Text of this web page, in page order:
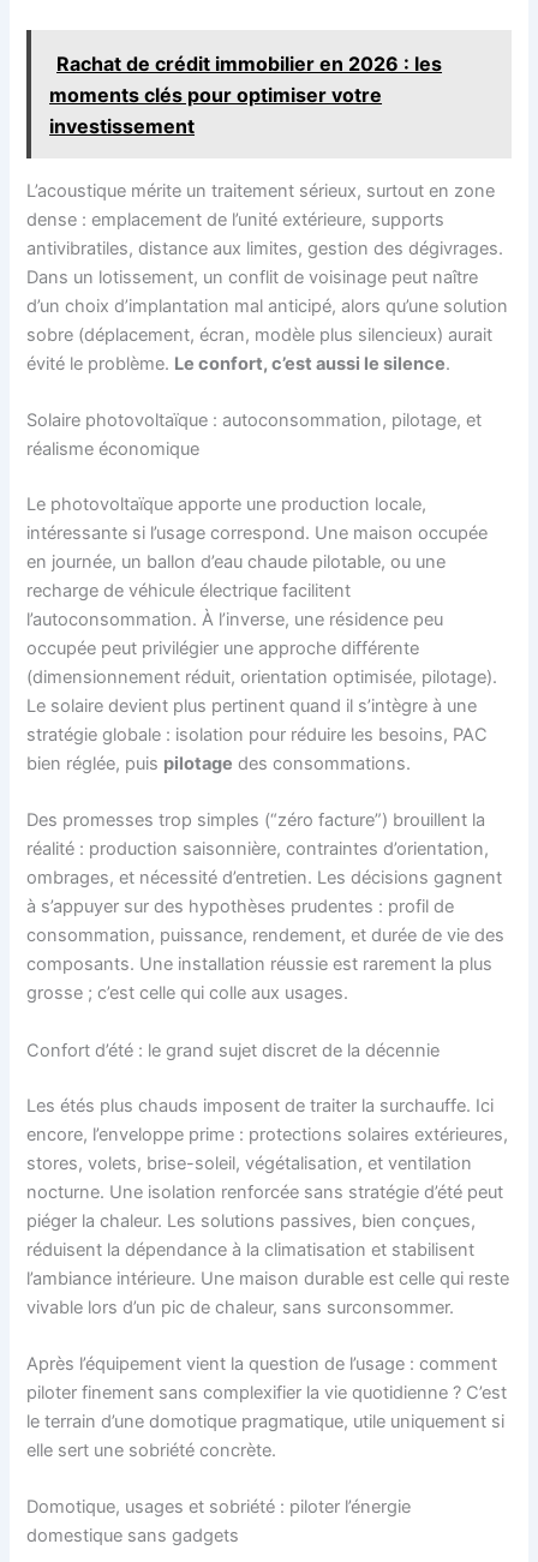
Rachat de crédit immobilier en 2026 : les
moments clés pour optimiser votre
investissement
L’acoustique mérite un traitement sérieux, surtout en zone
dense : emplacement de l’unité extérieure, supports
antivibratiles, distance aux limites, gestion des dégivrages.
Dans un lotissement, un conflit de voisinage peut naître
d’un choix d’implantation mal anticipé, alors qu’une solution
sobre (déplacement, écran, modèle plus silencieux) aurait
évité le problème. Le confort, c’est aussi le silence.
Solaire photovoltaïque : autoconsommation, pilotage, et
réalisme économique
Le photovoltaïque apporte une production locale,
intéressante si l’usage correspond. Une maison occupée
en journée, un ballon d’eau chaude pilotable, ou une
recharge de véhicule électrique facilitent
l’autoconsommation. À l’inverse, une résidence peu
occupée peut privilégier une approche différente
(dimensionnement réduit, orientation optimisée, pilotage).
Le solaire devient plus pertinent quand il s’intègre à une
stratégie globale : isolation pour réduire les besoins, PAC
bien réglée, puis pilotage des consommations.
Des promesses trop simples (“zéro facture”) brouillent la
réalité : production saisonnière, contraintes d’orientation,
ombrages, et nécessité d’entretien. Les décisions gagnent
à s’appuyer sur des hypothèses prudentes : profil de
consommation, puissance, rendement, et durée de vie des
composants. Une installation réussie est rarement la plus
grosse ; c’est celle qui colle aux usages.
Confort d’été : le grand sujet discret de la décennie
Les étés plus chauds imposent de traiter la surchauffe. Ici
encore, l’enveloppe prime : protections solaires extérieures,
stores, volets, brise-soleil, végétalisation, et ventilation
nocturne. Une isolation renforcée sans stratégie d’été peut
piéger la chaleur. Les solutions passives, bien conçues,
réduisent la dépendance à la climatisation et stabilisent
l’ambiance intérieure. Une maison durable est celle qui reste
vivable lors d’un pic de chaleur, sans surconsommer.
Après l’équipement vient la question de l’usage : comment
piloter finement sans complexifier la vie quotidienne ? C’est
le terrain d’une domotique pragmatique, utile uniquement si
elle sert une sobriété concrète.
Domotique, usages et sobriété : piloter l’énergie
domestique sans gadgets